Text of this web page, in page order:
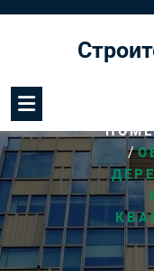
содержимому
HOME
/